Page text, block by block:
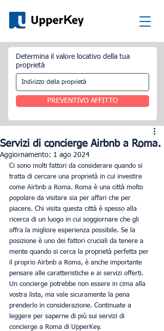
Determina il valore locativo della tua
proprietà
PREVENTIVO AFFITTO
Servizi di concierge Airbnb a Roma.
Aggiornamento: 1 ago 2024
Ci sono molti fattori da considerare quando si
tratta di cercare una proprietà in cui investire
come Airbnb a Roma. Roma è una città molto
popolare da visitare sia per affari che per
piacere. Chi visita questa città è spesso alla
ricerca di un luogo in cui soggiornare che gli
offra la migliore esperienza possibile. Se la
posizione è uno dei fattori cruciali da tenere a
mente quando si cerca la proprietà perfetta per
il proprio Airbnb a Roma, è anche importante
pensare alle caratteristiche e ai servizi offerti.
Un concierge potrebbe non essere in cima alla
vostra lista, ma vale sicuramente la pena
prenderlo in considerazione. Continuate a
leggere per saperne di più sui servizi di
concierge a Roma di UpperKey.